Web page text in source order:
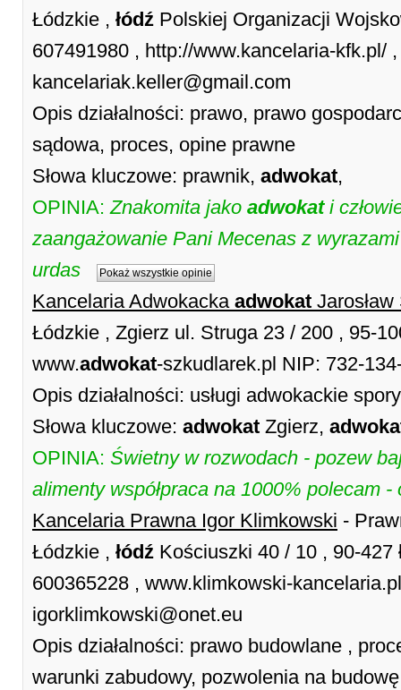
Łódzkie , łódź Polskiej Organizacji
607491980 , http://www.kancelaria-kfk.pl/
kancelariak.keller@gmail.com
Opis działalności: prawo, prawo
sądowa, proces, opine prawne
Słowa kluczowe: prawnik, adwokat,
OPINIA:Znakomita jako adwokati
zaangażowanie Pani Mecenas z
urdas
Pokaż wszystkie opinie
Kancelaria Adwokacka adwokat
Łódzkie , Zgierz ul. Struga 23 / 200 , 95-
www.adwokat-szkudlarek.pl NIP: 732-
Opis działalności: usługi adwokackie
Słowa kluczowe: adwokat Zgierz,
OPINIA: Świetny w rozwodach - pozew
alimenty współpraca na 1000% polecam
Kancelaria Prawna Igor Klimkowski -
Łódzkie , łódź Kościuszki 40 / 10 , 90-427
600365228 , www.klimkowski-
igorklimkowski@onet.eu
Opis działalności: prawo budowlane ,
warunki zabudowy, pozwolenia na